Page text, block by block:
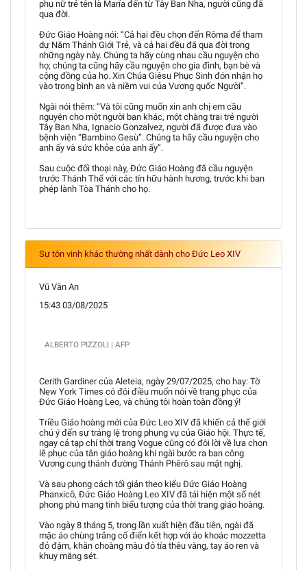
phụ nữ trẻ tên là María đến từ Tây Ban Nha, người cũng đã
qua đời.
Đức Giáo Hoàng nói: “Cả hai đều chọn đến Rôma để tham
dự Năm Thánh Giới Trẻ, và cả hai đều đã qua đời trong
những ngày này. Chúng ta hãy cùng nhau cầu nguyện cho
họ; chúng ta cũng hãy cầu nguyện cho gia đình, bạn bè và
cộng đồng của họ. Xin Chúa Giêsu Phục Sinh đón nhận họ
vào trong bình an và niềm vui của Vương quốc Người”.
Ngài nói thêm: “Và tôi cũng muốn xin anh chị em cầu
nguyện cho một người bạn khác, một chàng trai trẻ người
Tây Ban Nha, Ignacio Gonzalvez, người đã được đưa vào
bệnh viện “Bambino Gesù”. Chúng ta hãy cầu nguyện cho
anh ấy và sức khỏe của anh ấy”.
Sau cuộc đối thoại này, Đức Giáo Hoàng đã cầu nguyện
trước Thánh Thể với các tín hữu hành hương, trước khi ban
phép lành Tòa Thánh cho họ.
Sự tôn vinh khác thường nhất dành cho Đức Leo XIV
Vũ Văn An
15:43 03/08/2025
ALBERTO PIZZOLI | AFP
Cerith Gardiner của Aleteia, ngày 29/07/2025, cho hay: Tờ
New York Times có đôi điều muốn nói về trang phục của
Đức Giáo Hoàng Leo, và chúng tôi hoàn toàn đồng ý!
Triều Giáo hoàng mới của Đức Leo XIV đã khiến cả thế giới
chú ý đến sự tráng lệ trong phụng vụ của Giáo hội. Thực tế,
ngay cả tạp chí thời trang Vogue cũng có đôi lời về lựa chọn
lễ phục của tân giáo hoàng khi ngài bước ra ban công
Vương cung thánh đường Thánh Phêrô sau mật nghị.
Và sau phong cách tối giản theo kiểu Đức Giáo Hoàng
Phanxicô, Đức Giáo Hoàng Leo XIV đã tái hiện một số nét
phong phú mang tính biểu tượng của thời trang giáo hoàng.
Vào ngày 8 tháng 5, trong lần xuất hiện đầu tiên, ngài đã
mặc áo chùng trắng cổ điển kết hợp với áo khoác mozzetta
đỏ đậm, khăn choàng màu đỏ tía thêu vàng, tay áo ren và
khuy măng sét.